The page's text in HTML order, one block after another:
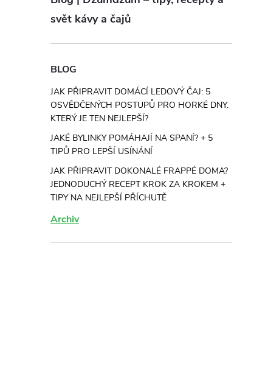
svět kávy a čajů
BLOG
JAK PŘIPRAVIT DOMÁCÍ LEDOVÝ ČAJ: 5
OSVĚDČENÝCH POSTUPŮ PRO HORKÉ DNY.
KTERÝ JE TEN NEJLEPŠÍ?
JAKÉ BYLINKY POMÁHAJÍ NA SPANÍ? + 5
TIPŮ PRO LEPŠÍ USÍNÁNÍ
JAK PŘIPRAVIT DOKONALÉ FRAPPÉ DOMA?
JEDNODUCHÝ RECEPT KROK ZA KROKEM +
TIPY NA NEJLEPŠÍ PŘÍCHUTĚ
Archiv